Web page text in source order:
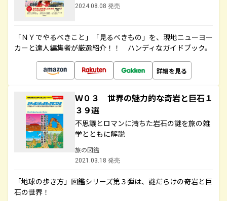
2024.08.08 発売
「ＮＹでやるべきこと」「見るべきもの」を、現地ニューヨー
カーと達人編集者が厳選紹介！！ ハンディなガイドブック。
詳細を見る
Ｗ０３ 世界の魅力的な奇岩と巨石１
３９選
不思議とロマンに満ちた岩石の謎を旅の雑
学とともに解説
旅の図鑑
2021.03.18 発売
「地球の歩き方」図鑑シリーズ第３弾は、謎だらけの奇岩と巨
石の世界！